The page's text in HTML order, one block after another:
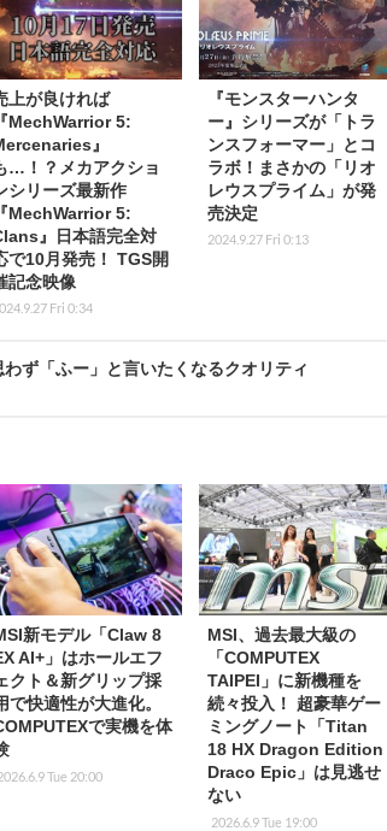
上が良ければ
『MechWarrior 5:
』
…！？メカアクショ
シリーズ最新作
『MechWarrior 5:
』日本語完全対
で10月発売！ TGS開
記念映像
Fri 0:34
『モンスターハンタ
ー』シリーズが「トラ
ンスフォーマー」とコ
ラボ！まさかの「リオ
レウスプライム」が発
売決定
2024.9.27 Fri 0:13
ず「ふー」と言いたくなるクオリティ
新モデル「Claw 8
AI+」はホールエフ
クト＆新グリップ採
で快適性が大進化。
で実機を体
Tue 20:00
MSI、過去最大級の
「COMPUTEX
TAIPEI」に新機種を
続々投入！ 超豪華ゲー
ミングノート「Titan
18 HX Dragon Edition
Draco Epic」は見逃せ
ない
2026.6.9 Tue 19:00